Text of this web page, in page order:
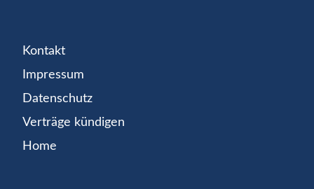
Kontakt
Impressum
Datenschutz
Verträge kündigen
Home